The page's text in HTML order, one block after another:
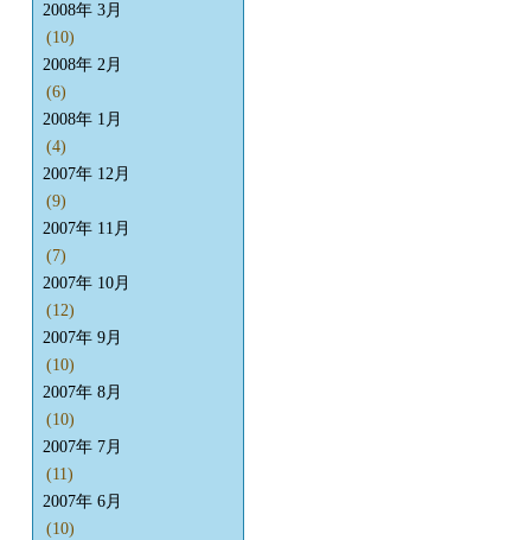
2008年 3月
(10)
2008年 2月
(6)
2008年 1月
(4)
2007年 12月
(9)
2007年 11月
(7)
2007年 10月
(12)
2007年 9月
(10)
2007年 8月
(10)
2007年 7月
(11)
2007年 6月
(10)